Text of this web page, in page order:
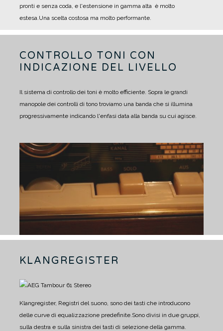
pronti e senza coda, e l'estensione in gamma alta è molto
estesa.Una scelta costosa ma molto performante.
CONTROLLO TONI CON
INDICAZIONE DEL LIVELLO
Il sistema di controllo dei toni è molto efficiente. Sopra le grandi
manopole dei controlli di tono troviamo una banda che si illumina
progressivamente indicando l'enfasi data alla banda su cui agisce.
KLANGREGISTER
Klangregister, Registri del suono, sono dei tasti che introducono
delle curve di equalizzazione predefinite.Sono divisi in due gruppi,
sulla destra e sulla sinistra dei tasti di selezione della gamma.